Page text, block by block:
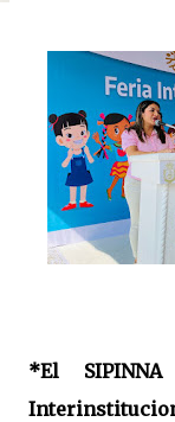
*El